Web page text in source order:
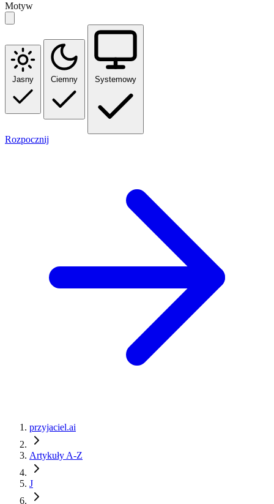
Motyw
Jasny Ciemny Systemowy
Rozpocznij
przyjaciel.ai
Artykuły A-Z
J